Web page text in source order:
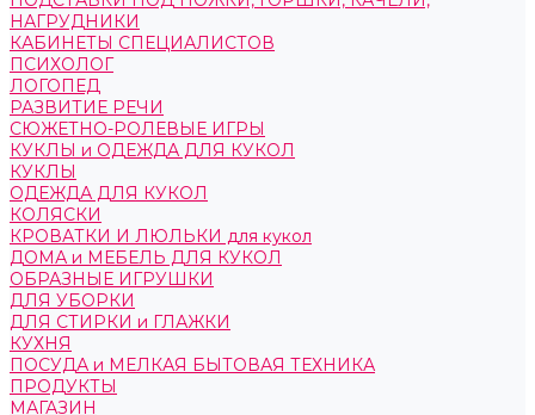
НАГРУДНИКИ
КАБИНЕТЫ СПЕЦИАЛИСТОВ
ПСИХОЛОГ
ЛОГОПЕД
РАЗВИТИЕ РЕЧИ
СЮЖЕТНО-РОЛЕВЫЕ ИГРЫ
КУКЛЫ и ОДЕЖДА ДЛЯ КУКОЛ
КУКЛЫ
ОДЕЖДА ДЛЯ КУКОЛ
КОЛЯСКИ
КРОВАТКИ И ЛЮЛЬКИ для кукол
ДОМА и МЕБЕЛЬ ДЛЯ КУКОЛ
ОБРАЗНЫЕ ИГРУШКИ
ДЛЯ УБОРКИ
ДЛЯ СТИРКИ и ГЛАЖКИ
КУХНЯ
ПОСУДА и МЕЛКАЯ БЫТОВАЯ ТЕХНИКА
ПРОДУКТЫ
МАГАЗИН